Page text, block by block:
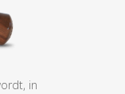
in